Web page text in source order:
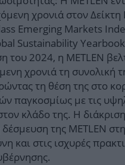
χρονιά στον Δείκτη
Emerging Markets
Sustainability
του 2024, η METLEN
χρονιά τη συνολική
τη θέση της στο
παγκοσμίως με τις
κλάδο της. Η
της METLEN
και στις ισχυρές